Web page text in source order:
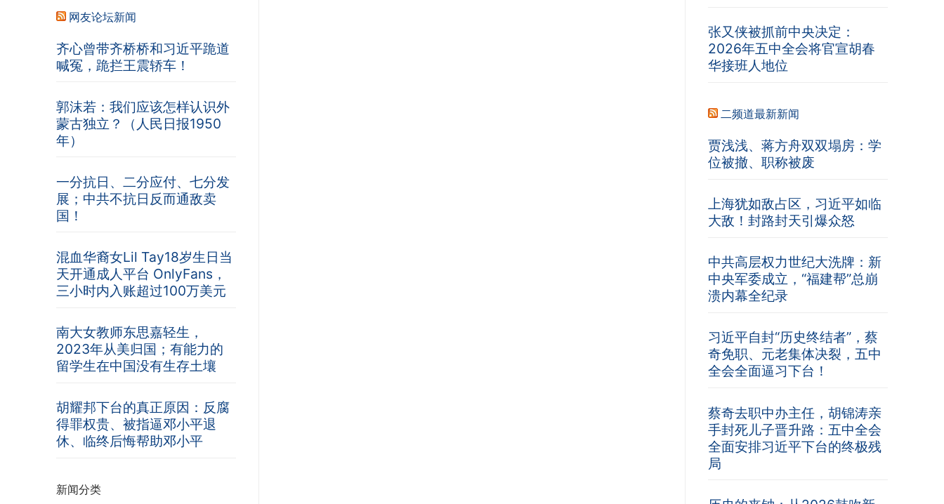
张又侠被抓前中央决定：
2026年五中全会将官宣胡春
华接班人地位
二频道最新新闻
贾浅浅、蒋方舟双双塌房：学
位被撤、职称被废
上海犹如敌占区，习近平如临
大敌！封路封天引爆众怒
中共高层权力世纪大洗牌：新
中央军委成立，“福建帮”总崩
溃内幕全纪录
习近平自封“历史终结者”，蔡
奇免职、元老集体决裂，五中
全会全面逼习下台！
蔡奇去职中办主任，胡锦涛亲
手封死儿子晋升路：五中全会
全面安排习近平下台的终极残
局
网友论坛新闻
齐心曾带齐桥桥和习近平跪道
喊冤，跪拦王震轿车！
郭沫若：我们应该怎样认识外
蒙古独立？（人民日报1950
年）
一分抗日、二分应付、七分发
展；中共不抗日反而通敌卖
国！
混血华裔女Lil Tay18岁生日当
天开通成人平台 OnlyFans，
三小时内入账超过100万美元
南大女教师东思嘉轻生，
2023年从美归国；有能力的
留学生在中国没有生存土壤
胡耀邦下台的真正原因：反腐
得罪权贵、被指逼邓小平退
休、临终后悔帮助邓小平
新闻分类